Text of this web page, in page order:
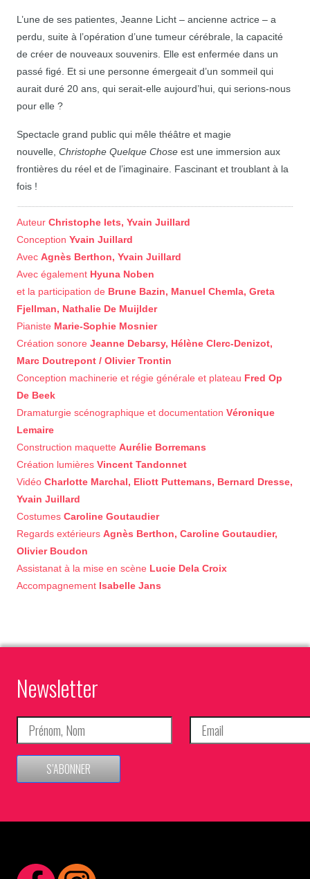
L’une de ses patientes, Jeanne Licht – ancienne actrice – a
perdu, suite à l’opération d’une tumeur cérébrale, la capacité
de créer de nouveaux souvenirs. Elle est enfermée dans un
passé figé. Et si une personne émergeait d’un sommeil qui
aurait duré 20 ans, qui serait-elle aujourd’hui, qui serions-nous
pour elle ?
Spectacle grand public qui mêle théâtre et magie
nouvelle, Christophe Quelque Chose est une immersion aux
frontières du réel et de l’imaginaire. Fascinant et troublant à la
fois !
Auteur Christophe Iets, Yvain Juillard
Conception Yvain Juillard
Avec Agnès Berthon, Yvain Juillard
Avec également Hyuna Noben
et la participation de Brune Bazin, Manuel Chemla, Greta
Fjellman, Nathalie De Muijlder
Pianiste Marie-Sophie Mosnier
Création sonore Jeanne Debarsy, Hélène Clerc-Denizot,
Marc Doutrepont / Olivier Trontin
Conception machinerie et régie générale et plateau Fred Op
De Beek
Dramaturgie scénographique et documentation Véronique
Lemaire
Construction maquette Aurélie Borremans
Création lumières Vincent Tandonnet
Vidéo Charlotte Marchal, Eliott Puttemans, Bernard Dresse,
Yvain Juillard
Costumes Caroline Goutaudier
Regards extérieurs Agnès Berthon, Caroline Goutaudier,
Olivier Boudon
Assistanat à la mise en scène Lucie Dela Croix
Accompagnement Isabelle Jans
Newsletter
S’ABONNER